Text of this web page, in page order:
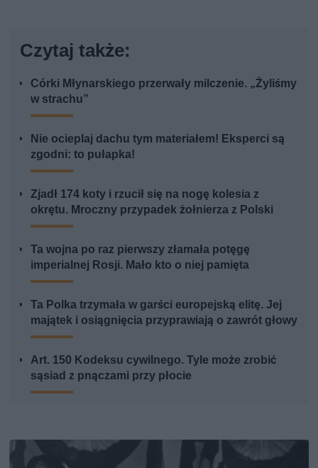
Czytaj także:
Córki Młynarskiego przerwały milczenie. „Żyliśmy
w strachu”
Nie ocieplaj dachu tym materiałem! Eksperci są
zgodni: to pułapka!
Zjadł 174 koty i rzucił się na nogę kolesia z
okrętu. Mroczny przypadek żołnierza z Polski
Ta wojna po raz pierwszy złamała potęgę
imperialnej Rosji. Mało kto o niej pamięta
Ta Polka trzymała w garści europejską elitę. Jej
majątek i osiągnięcia przyprawiają o zawrót głowy
Art. 150 Kodeksu cywilnego. Tyle może zrobić
sąsiad z pnączami przy płocie